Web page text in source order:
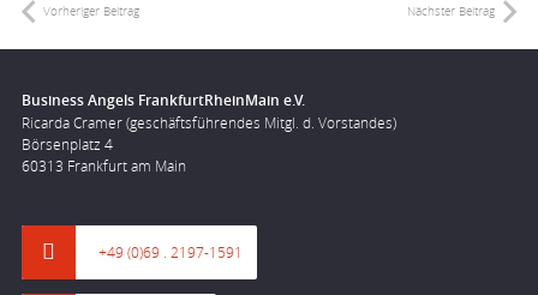
Vorheriger Beitrag Nächster Beitrag
Business Angels FrankfurtRheinMain e.V.
Ricarda Cramer (geschäftsführendes Mitgl. d. Vorstandes)
Börsenplatz 4
60313 Frankfurt am Main
+49 (0)69 . 2197-1591